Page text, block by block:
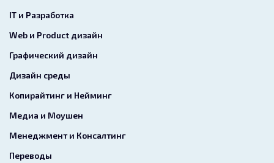
IT и Разработка
Web и Product дизайн
Графический дизайн
Дизайн среды
Копирайтинг и Нейминг
Медиа и Моушен
Менеджмент и Консалтинг
Переводы